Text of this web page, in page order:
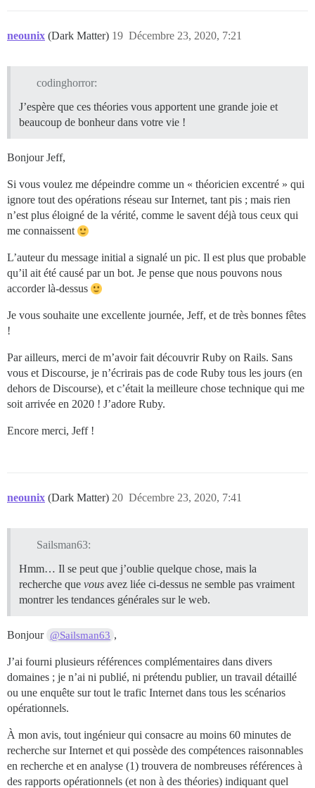
neounix (Dark Matter) Décembre 23, 2020, 7:21
19
codinghorror:
J’espère que ces théories vous apportent une grande joie et
beaucoup de bonheur dans votre vie !
Bonjour Jeff,
Si vous voulez me dépeindre comme un « théoricien excentré » qui
ignore tout des opérations réseau sur Internet, tant pis ; mais rien
n’est plus éloigné de la vérité, comme le savent déjà tous ceux qui
me connaissent
L’auteur du message initial a signalé un pic. Il est plus que probable
qu’il ait été causé par un bot. Je pense que nous pouvons nous
accorder là-dessus
Je vous souhaite une excellente journée, Jeff, et de très bonnes fêtes
!
Par ailleurs, merci de m’avoir fait découvrir Ruby on Rails. Sans
vous et Discourse, je n’écrirais pas de code Ruby tous les jours (en
dehors de Discourse), et c’était la meilleure chose technique qui me
soit arrivée en 2020 ! J’adore Ruby.
Encore merci, Jeff !
neounix (Dark Matter) Décembre 23, 2020, 7:41
20
Sailsman63:
Hmm… Il se peut que j’oublie quelque chose, mais la
recherche que vous avez liée ci-dessus ne semble pas vraiment
montrer les tendances générales sur le web.
Bonjour @Sailsman63 ,
J’ai fourni plusieurs références complémentaires dans divers
domaines ; je n’ai ni publié, ni prétendu publier, un travail détaillé
ou une enquête sur tout le trafic Internet dans tous les scénarios
opérationnels.
À mon avis, tout ingénieur qui consacre au moins 60 minutes de
recherche sur Internet et qui possède des compétences raisonnables
en recherche et en analyse (1) trouvera de nombreuses références à
des rapports opérationnels (et non à des théories) indiquant quel